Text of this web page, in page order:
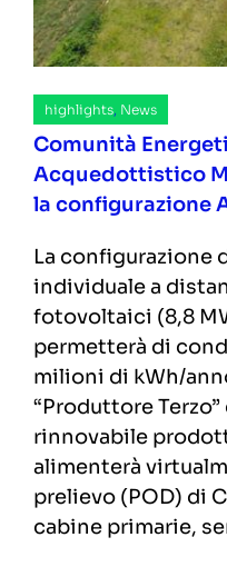
highlights, News
Comunità
Acquedottistico
la configurazione
La configurazione
individuale a
fotovoltaici (8,8
permetterà di
milioni di kWh/
“Produttore Terzo”
rinnovabile
alimenterà
prelievo (POD) di
cabine primarie,